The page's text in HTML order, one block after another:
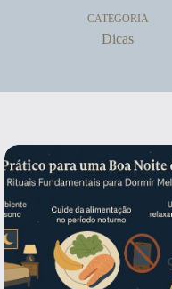
CATEGORIA
Dicas